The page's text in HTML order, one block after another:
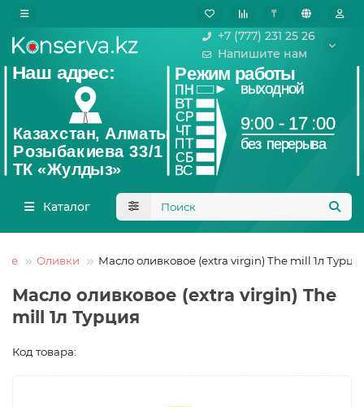
₸
+7 (777) 231 25 26
Напишите нам
Каталог
Оливки Масло оливковое (extra virgin) The mill 1л
Масло оливковое (extra virgin) The
mill 1л Турция
Код товара: